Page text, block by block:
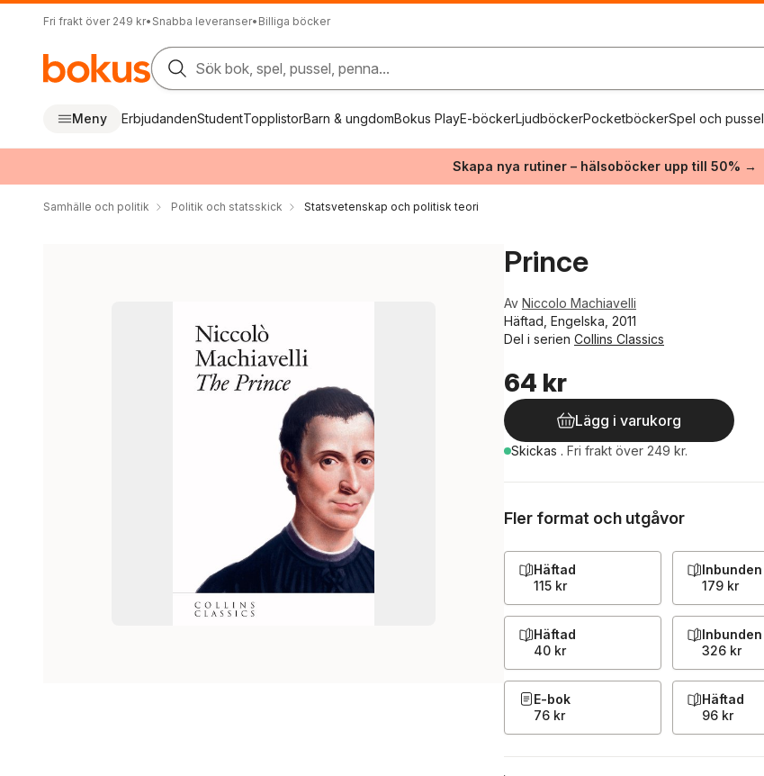
Fri frakt över 249 kr• Snabba leveranser• Billiga böcker
Sök bok, spel, pussel, penna...
Meny ErbjudandenStudentTopplistorBarn & ungdomBokus PlayE-böckerLjudböckerPocketböckerSpel och pussel
Skapa nya rutiner – hälsoböcker upp till 50% →
Samhälle och politik Politik och statsskick Statsvetenskap och politisk teori
Prince
Av Niccolo Machiavelli
Häftad, Engelska, 2011
Del i serien Collins Classics
64 kr
Lägg i varukorg
Skickas . Fri frakt över 249 kr.
Fler format och utgåvor
Häftad
115 kr
Inbunden
179 kr
Häftad
40 kr
Inbunden
326 kr
E-bok
76 kr
Häftad
96 kr